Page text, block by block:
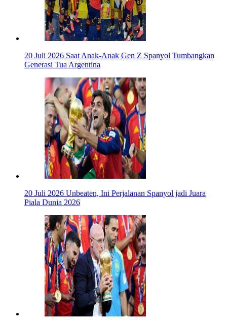
20 Juli 2026 Saat Anak-Anak Gen Z Spanyol Tumbangkan
Generasi Tua Argentina
20 Juli 2026 Unbeaten, Ini Perjalanan Spanyol jadi Juara
Piala Dunia 2026